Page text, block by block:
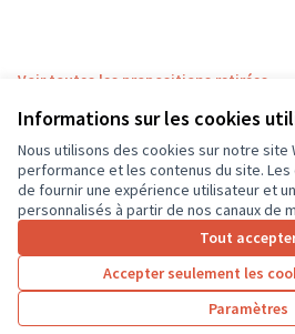
Informations sur les cookies
Nous utilisons des cookies sur notre site
performance et les contenus du site.
de fournir une expérience utilisateur et
personnalisés à partir de nos canaux de
Tout
Accepter seulement les
Paramètres
Voir toutes les propositions retirées
Conditions d'utilisation
Paramètres des cookies
CD37 sur X
(Lien externe)
CD37 sur Facebook
CD37 sur Instagram
CD37 sur YouTube
(Lien externe)
Site réalisé grâce aulogiciel libre Decidim .